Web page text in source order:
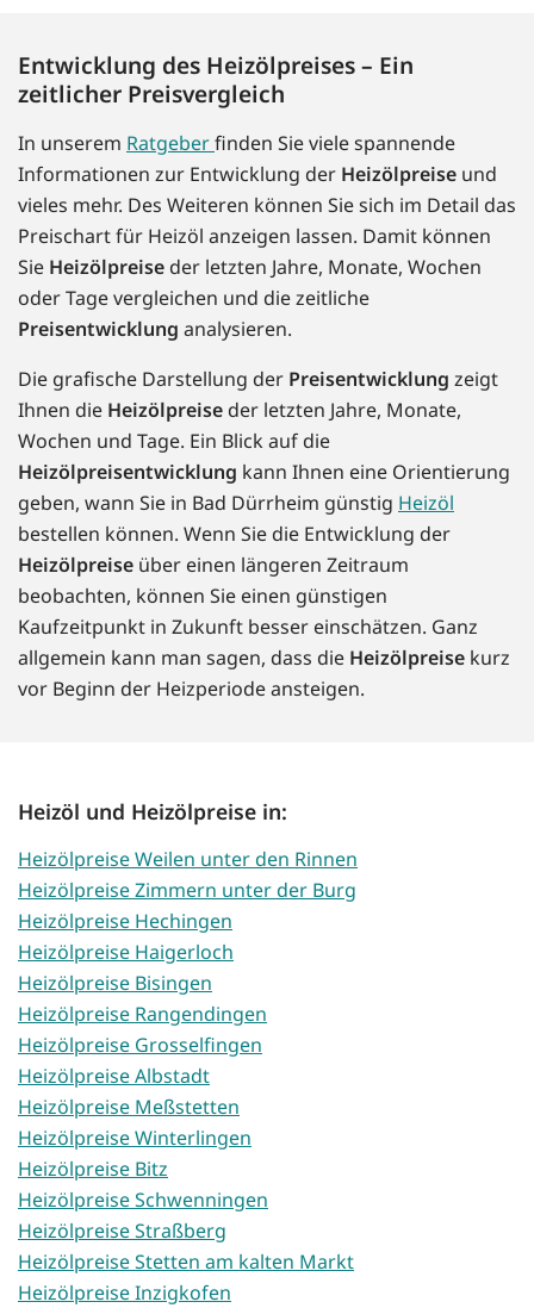
Entwicklung des Heizölpreises – Ein
zeitlicher Preisvergleich
In unserem Ratgeberfinden Sie viele spannende
Informationen zur Entwicklung der Heizölpreise und
vieles mehr. Des Weiteren können Sie sich im Detail das
Preischart für Heizöl anzeigen lassen. Damit können
Sie Heizölpreise der letzten Jahre, Monate, Wochen
oder Tage vergleichen und die zeitliche
Preisentwicklung analysieren.
Die grafische Darstellung der Preisentwicklung zeigt
Ihnen die Heizölpreise der letzten Jahre, Monate,
Wochen und Tage. Ein Blick auf die
Heizölpreisentwicklung kann Ihnen eine Orientierung
geben, wann Sie in Bad Dürrheim günstig Heizöl
bestellen können. Wenn Sie die Entwicklung der
Heizölpreise über einen längeren Zeitraum
beobachten, können Sie einen günstigen
Kaufzeitpunkt in Zukunft besser einschätzen. Ganz
allgemein kann man sagen, dass die Heizölpreise kurz
vor Beginn der Heizperiode ansteigen.
Heizöl und Heizölpreise in:
Heizölpreise Weilen unter den Rinnen
Heizölpreise Zimmern unter der Burg
Heizölpreise Hechingen
Heizölpreise Haigerloch
Heizölpreise Bisingen
Heizölpreise Rangendingen
Heizölpreise Grosselfingen
Heizölpreise Albstadt
Heizölpreise Meßstetten
Heizölpreise Winterlingen
Heizölpreise Bitz
Heizölpreise Schwenningen
Heizölpreise Straßberg
Heizölpreise Stetten am kalten Markt
Heizölpreise Inzigkofen